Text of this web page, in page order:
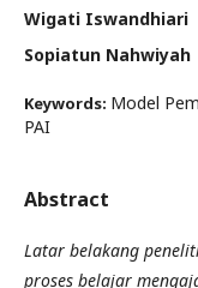
Wigati Iswandhiari
Sopiatun Nahwiyah
Keywords: Model
PAI
Abstract
Latar belakang
proses belajar